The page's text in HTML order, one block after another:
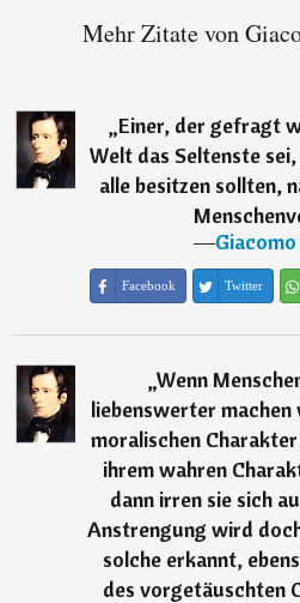
Mehr Zitate von
„Einer, der gefragt
Welt das Seltenste
alle besitzen sollten,
―
Facebook Twitter
„Wenn
liebenswerter machen
moralischen
ihrem wahren
dann irren sie sich
Anstrengung wird
solche erkannt,
des vorgetäuschten